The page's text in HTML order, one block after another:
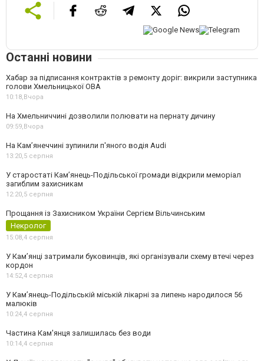
Останні новини
Хабар за підписання контрактів з ремонту доріг: викрили заступника
голови Хмельницької ОВА
10:18, Вчора
На Хмельниччині дозволили полювати на пернату дичину
09:59, Вчора
На Камʼянеччині зупинили п'яного водія Audi
13:20,5 серпня
У старостаті Кам’янець-Подільської громади відкрили меморіал
загиблим захисникам
12:20,5 серпня
Прощання із Захисником України Сергієм Вільчинським
Некролог
15:08,4 серпня
У Кам’янці затримали буковинців, які організували схему втечі через
кордон
14:52,4 серпня
У Кам’янець-Подільській міській лікарні за липень народилося 56
малюків
10:24,4 серпня
Частина Кам'янця залишилась без води
10:14,4 серпня